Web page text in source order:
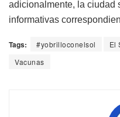
adicionalmente, la ciudad
informativas
Tags: #yobrilloconelsol El
Vacunas